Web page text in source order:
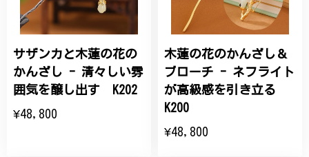
サザンカと木蓮の花の
かんざし - 清々しい雰
囲気を醸し出す K202
¥48,800
木蓮の花のかんざし＆
ブローチ - ネフライト
が高級感を引き立る
K200
¥48,800